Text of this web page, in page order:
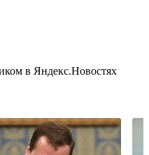
в Яндекс.Новостях